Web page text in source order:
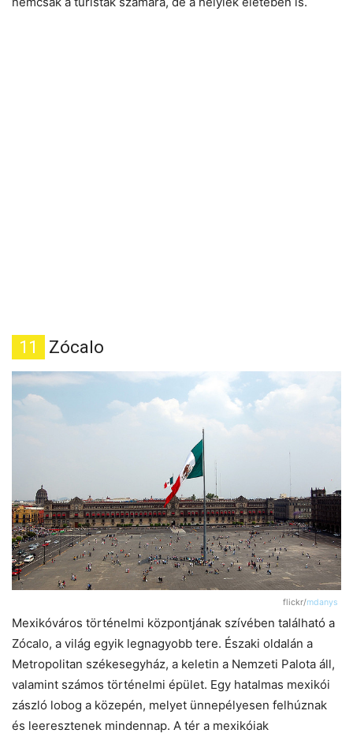
11 Zócalo
flickr/mdanys
Mexikóváros történelmi központjának szívében található a
Zócalo, a világ egyik legnagyobb tere. Északi oldalán a
Metropolitan székesegyház, a keletin a Nemzeti Palota áll,
valamint számos történelmi épület. Egy hatalmas mexikói
zászló lobog a közepén, melyet ünnepélyesen felhúznak
és leeresztenek mindennap. A tér a mexikóiak